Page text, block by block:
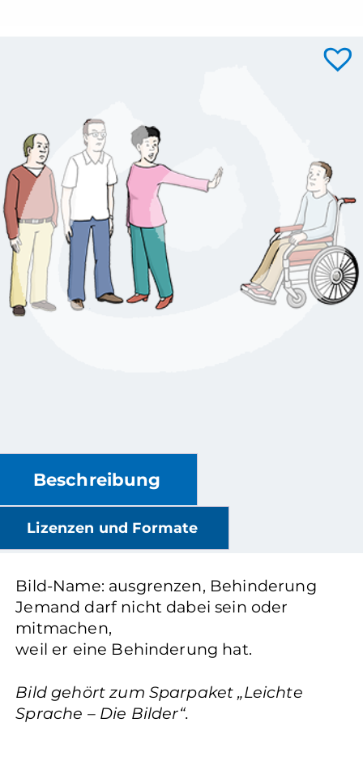
Beschreibung
Lizenzen und Formate
Bild-Name: ausgrenzen, Behinderung
Jemand darf nicht dabei sein oder
mitmachen,
weil er eine Behinderung hat.
Bild gehört zum Sparpaket „Leichte
Sprache – Die Bilder“.